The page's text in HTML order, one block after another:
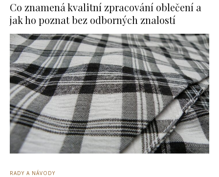
Co znamená kvalitní zpracování oblečení a
jak ho poznat bez odborných znalostí
RADY A NÁVODY